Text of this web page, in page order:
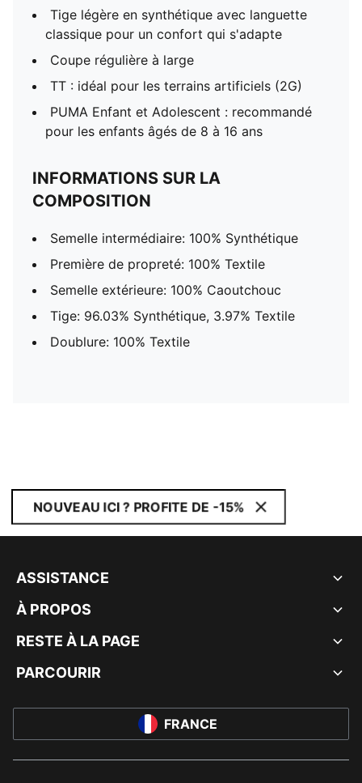
Tige légère en synthétique avec languette
classique pour un confort qui s'adapte
Coupe régulière à large
TT : idéal pour les terrains artificiels (2G)
PUMA Enfant et Adolescent : recommandé
pour les enfants âgés de 8 à 16 ans
INFORMATIONS SUR LA
COMPOSITION
Semelle intermédiaire: 100% Synthétique
Première de propreté: 100% Textile
Semelle extérieure: 100% Caoutchouc
Tige: 96.03% Synthétique, 3.97% Textile
Doublure: 100% Textile
NOUVEAU ICI ? PROFITE DE -15%
ASSISTANCE
À PROPOS
RESTE À LA PAGE
PARCOURIR
FRANCE